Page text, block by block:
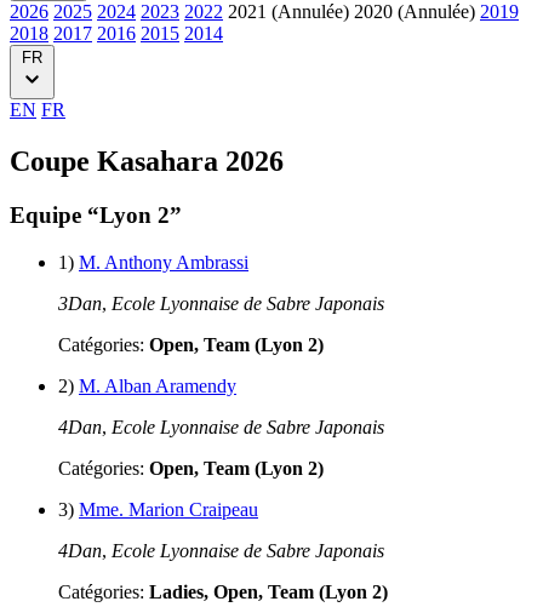
2026 2025 2024 2023 2022 2021 (Annulée) 2020 (Annulée) 2019
2018 2017 2016 2015 2014
FR
EN FR
Coupe Kasahara 2026
Equipe “Lyon 2”
1) M. Anthony Ambrassi
3Dan, Ecole Lyonnaise de Sabre Japonais
Catégories: Open, Team (Lyon 2)
2) M. Alban Aramendy
4Dan, Ecole Lyonnaise de Sabre Japonais
Catégories: Open, Team (Lyon 2)
3) Mme. Marion Craipeau
4Dan, Ecole Lyonnaise de Sabre Japonais
Catégories: Ladies, Open, Team (Lyon 2)